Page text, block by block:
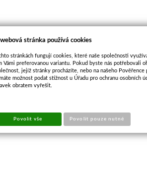
webová stránka používá cookies
stránkách fungují cookies, které naše společnosti
Vámi preferovanou variantu. Pokud byste nás potřebovali
jejíž stránky procházíte, nebo na našeho
možnost podat stížnost u Úřadu pro ochranu osobních
obratem vyřešit.
Povolit vše Povolit pouze nutné